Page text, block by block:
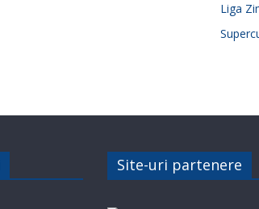
Liga
Site-uri partenere